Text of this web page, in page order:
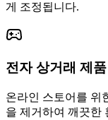
게 조정됩니다.
전자 상거래 제
온라인 스토어를 위
을 제거하여 깨끗한